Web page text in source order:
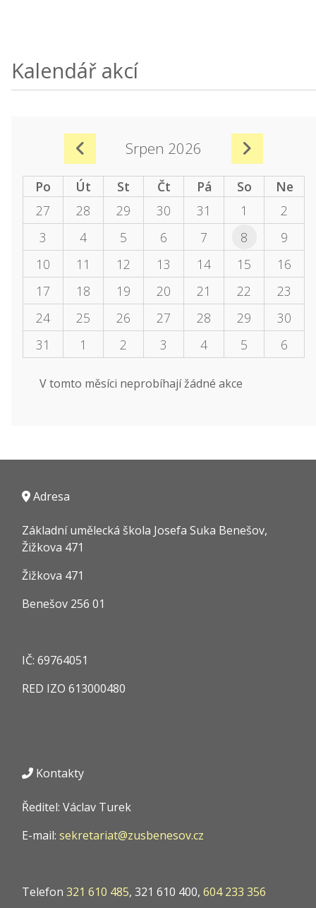
Kalendář akcí
Srpen 2026
Po Út St Čt Pá So
Ne
27
28 29 30 31 1
2
3
4 5 6 7 8
9
10
11 12 13 14 15
16
17
18 19 20 21 22
23
24
25 26 27 28 29
30
31
1 2 3 4 5 6
V tomto měsíci neprobíhají žádné akce
Adresa
Základní umělecká škola Josefa Suka Benešov,
Žižkova 471
Žižkova 471
Benešov 256 01
IČ: 69764051
RED IZO 613000480
Kontakty
Ředitel: Václav Turek
E-mail: sekretariat@zusbenesov.cz
Telefon 321 610 485, 321 610 400, 604 233 356